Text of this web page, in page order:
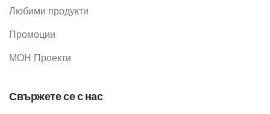
Любими продукти
Промоции
МОН Проекти
Свържете се с нас